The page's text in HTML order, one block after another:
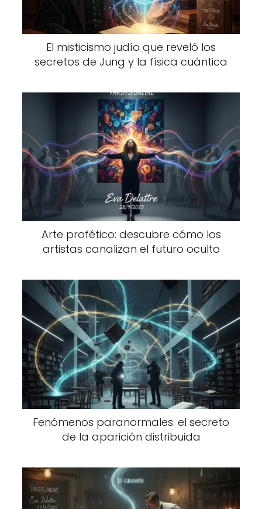
El misticismo judío que reveló los
secretos de Jung y la física cuántica
Arte profético: descubre cómo los
artistas canalizan el futuro oculto
Fenómenos paranormales: el secreto
de la aparición distribuida